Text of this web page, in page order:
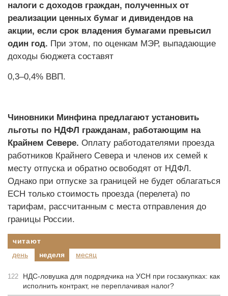
налоги с доходов граждан, полученных от
реализации ценных бумаг и дивидендов на
акции, если срок владения бумагами превысил
один год. При этом, по оценкам МЭР, выпадающие
доходы бюджета составят
0,3–0,4% ВВП.
Чиновники Минфина предлагают установить
льготы по НДФЛ гражданам, работающим на
Крайнем Севере. Оплату работодателями проезда
работников Крайнего Севера и членов их семей к
месту отпуска и обратно освободят от НДФЛ.
Однако при отпуске за границей не будет облагаться
ЕСН только стоимость проезда (перелета) по
тарифам, рассчитанным с места отправления до
границы России.
читают
день
неделя месяц
122
НДС-ловушка для подрядчика на УСН при госзакупках: как
исполнить контракт, не переплачивая налог?